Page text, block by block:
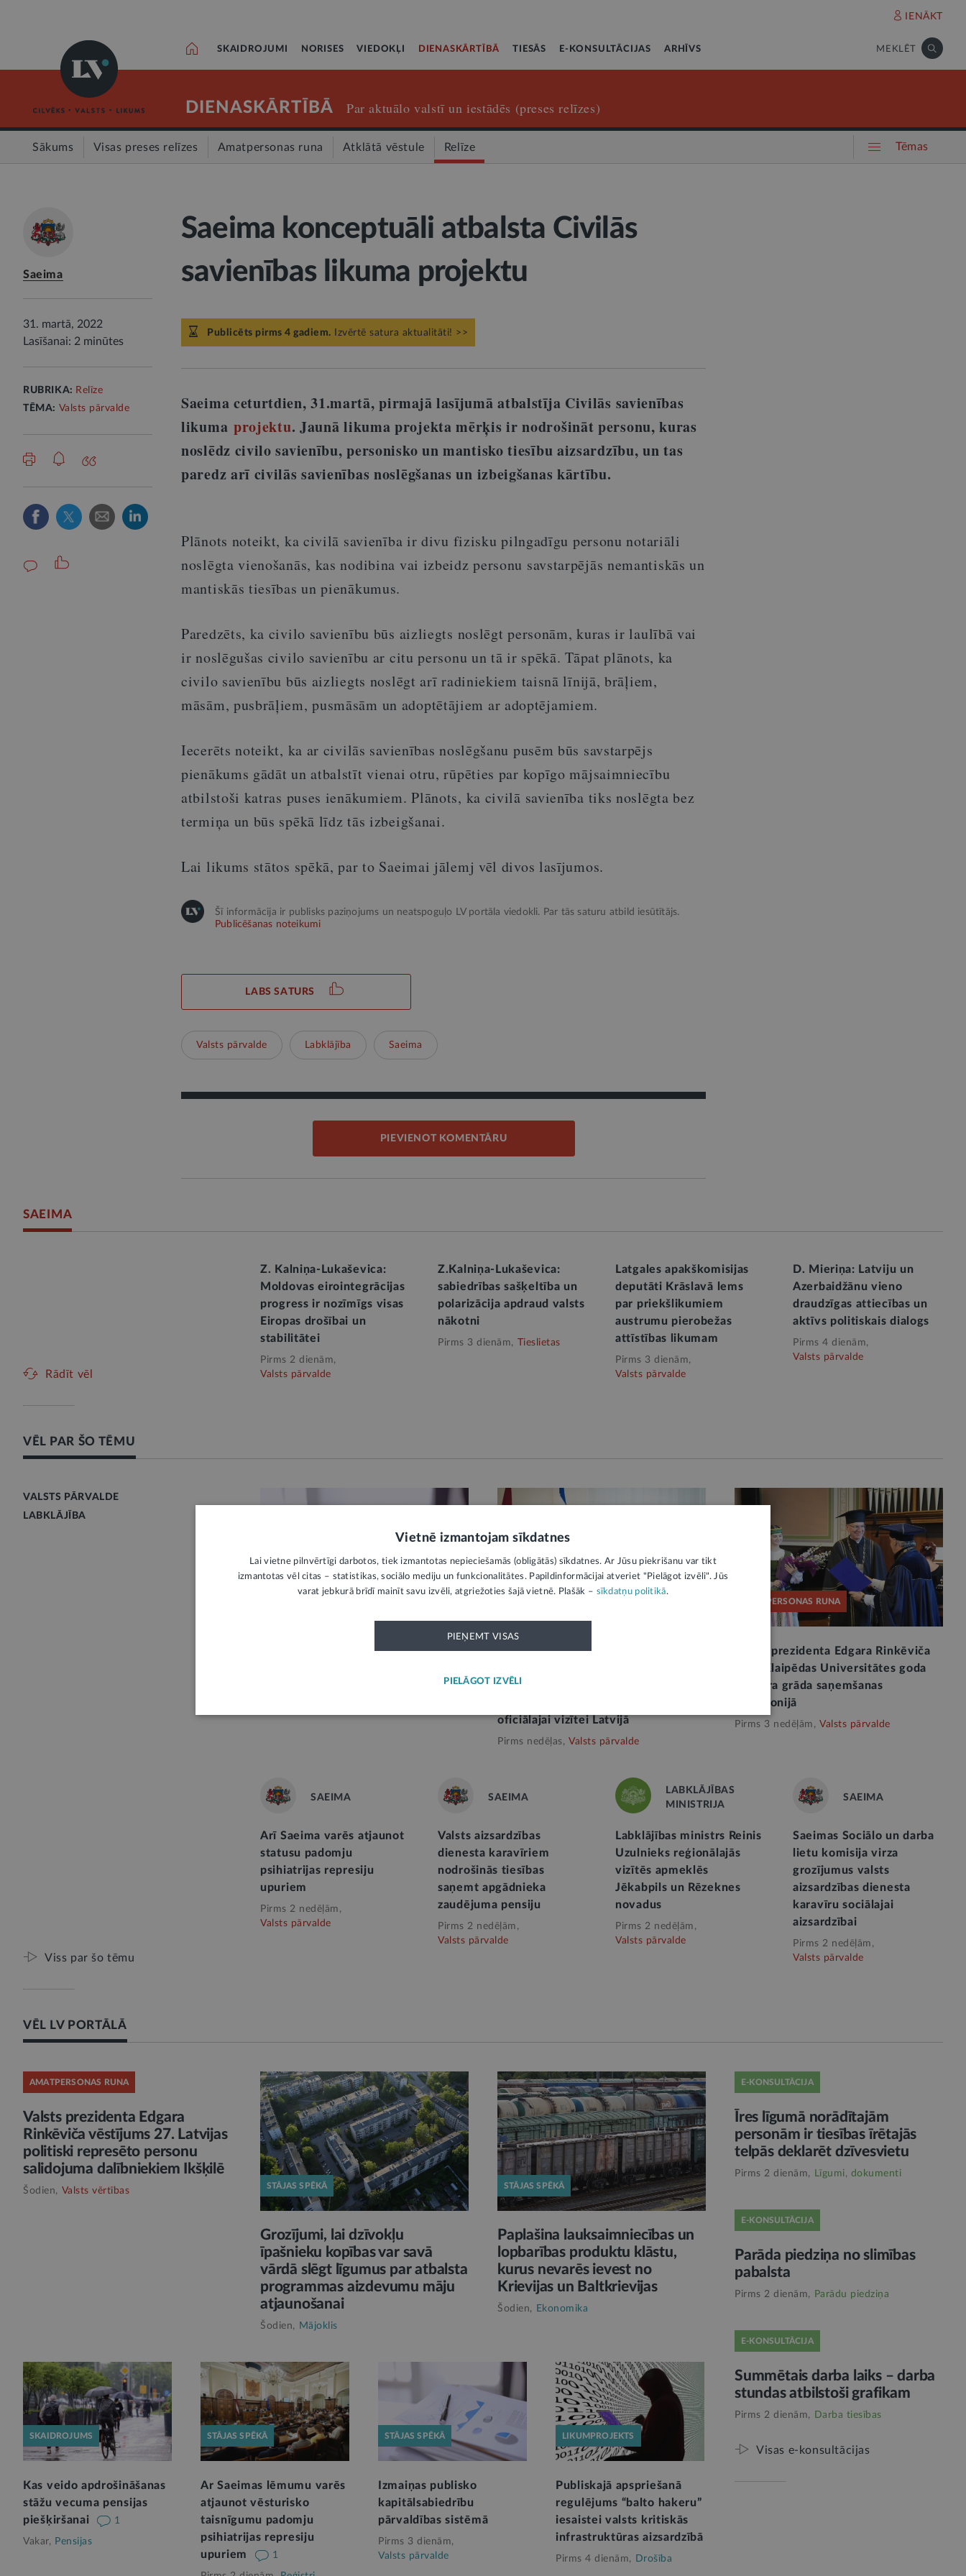
IENĀKT
SKAIDROJUMI NORISES VIEDOKĻI DIENASKĀRTĪBĀ TIESĀS E-KONSULTĀCIJAS ARHĪVS MEKLĒT
DIENASKĀRTĪBĀ Par aktuālo valstī un iestādēs (preses relīzes)
Sākums Visas preses relīzes Amatpersonas runa Atklātā vēstule Relīze Tēmas
Saeima
31. martā, 2022
Lasīšanai: 2 minūtes
RUBRIKA: Relīze
TĒMA: Valsts pārvalde
Saeima konceptuāli atbalsta Civilās
savienības likuma projektu
Publicēts pirms 4 gadiem. Izvērtē satura aktualitāti! >>
Saeima ceturtdien, 31.martā, pirmajā lasījumā atbalstīja Civilās savienības
likuma projektu. Jaunā likuma projekta mērķis ir nodrošināt personu, kuras
noslēdz civilo savienību, personisko un mantisko tiesību aizsardzību, un tas
paredz arī civilās savienības noslēgšanas un izbeigšanas kārtību.
Plānots noteikt, ka civilā savienība ir divu fizisku pilngadīgu personu notariāli
noslēgta vienošanās, kas nodibina vai izbeidz personu savstarpējās nemantiskās un
mantiskās tiesības un pienākumus.
Paredzēts, ka civilo savienību būs aizliegts noslēgt personām, kuras ir laulībā vai
ir noslēgušas civilo savienību ar citu personu un tā ir spēkā. Tāpat plānots, ka
civilo savienību būs aizliegts noslēgt arī radiniekiem taisnā līnijā, brāļiem,
māsām, pusbrāļiem, pusmāsām un adoptētājiem ar adoptējamiem.
Iecerēts noteikt, ka ar civilās savienības noslēgšanu pusēm būs savstarpējs
pienākums gādāt un atbalstīt vienai otru, rūpēties par kopīgo mājsaimniecību
atbilstoši katras puses ienākumiem. Plānots, ka civilā savienība tiks noslēgta bez
termiņa un būs spēkā līdz tās izbeigšanai.
Lai likums stātos spēkā, par to Saeimai jālemj vēl divos lasījumos.
Šī informācija ir publisks paziņojums un neatspoguļo LV portāla viedokli. Par tās saturu atbild iesūtītājs.
Publicēšanas noteikumi
LABS SATURS
Valsts pārvalde Labklājība Saeima
PIEVIENOT KOMENTĀRU
SAEIMA
Z. Kalniņa-Lukaševica:
Moldovas eirointegrācijas
progress ir nozīmīgs visas
Eiropas drošībai un
stabilitātei
Pirms 2 dienām,
Valsts pārvalde
Z.Kalniņa-Lukaševica:
sabiedrības sašķeltība un
polarizācija apdraud valsts
nākotni
Pirms 3 dienām, Tieslietas
Latgales apakškomisijas
deputāti Krāslavā lems
par priekšlikumiem
austrumu pierobežas
attīstības likumam
Pirms 3 dienām,
Valsts pārvalde
D. Mieriņa: Latviju un
Azerbaidžānu vieno
draudzīgas attiecības un
aktīvs politiskais dialogs
Pirms 4 dienām,
Valsts pārvalde
Rādīt vēl
VĒL PAR ŠO TĒMU
VALSTS PĀRVALDE
LABKLĀJĪBA
Izmaiņas publisko kapitālsabiedrību
Valsts prezidenta E. Rinkēviča
Austrālijas Savienības
oficiālajai vizītei Latvijā
Pirms nedēļas, Valsts pārvalde
AMATPERSONAS RUNA
Valsts prezidenta Edgara Rinkēviča
runa Klaipēdas Universitātes goda
doktora grāda saņemšanas
ceremonijā
Pirms 3 nedēļām, Valsts pārvalde
SAEIMA
Arī Saeima varēs atjaunot
statusu padomju
psihiatrijas represiju
upuriem
Pirms 2 nedēļām,
Valsts pārvalde
SAEIMA
Valsts aizsardzības
dienesta karavīriem
nodrošinās tiesības
saņemt apgādnieka
zaudējuma pensiju
Pirms 2 nedēļām,
Valsts pārvalde
LABKLĀJĪBAS
MINISTRIJA
Labklājības ministrs Reinis
Uzulnieks reģionālajās
vizītēs apmeklēs
Jēkabpils un Rēzeknes
novadus
Pirms 2 nedēļām,
Valsts pārvalde
SAEIMA
Saeimas Sociālo un darba
lietu komisija virza
grozījumus valsts
aizsardzības dienesta
karavīru sociālajai
aizsardzībai
Pirms 2 nedēļām,
Valsts pārvalde
Viss par šo tēmu
VĒL LV PORTĀLĀ
AMATPERSONAS RUNA
Valsts prezidenta Edgara
Rinkēviča vēstījums 27. Latvijas
politiski represēto personu
salidojuma dalībniekiem Ikšķilē
Šodien, Valsts vērtības
STĀJAS SPĒKĀ
Grozījumi, lai dzīvokļu
īpašnieku kopības var savā
vārdā slēgt līgumus par atbalsta
programmas aizdevumu māju
atjaunošanai
Šodien, Mājoklis
STĀJAS SPĒKĀ
Paplašina lauksaimniecības un
lopbarības produktu klāstu,
kurus nevarēs ievest no
Krievijas un Baltkrievijas
Šodien, Ekonomika
SKAIDROJUMS
Kas veido apdrošināšanas
stāžu vecuma pensijas
piešķiršanai
1
Vakar, Pensijas
STĀJAS SPĒKĀ
Ar Saeimas lēmumu varēs
atjaunot vēsturisko
taisnīgumu padomju
psihiatrijas represiju
upuriem
1
STĀJAS SPĒKĀ
Izmaiņas publisko
kapitālsabiedrību
pārvaldības sistēmā
Pirms 3 dienām,
Valsts pārvalde
LIKUMPROJEKTS
Publiskajā apspriešanā
regulējums “balto hakeru”
iesaistei valsts kritiskās
infrastruktūras aizsardzībā
Pirms 4 dienām, Drošība
E-KONSULTĀCIJA
Īres līgumā norādītajām
personām ir tiesības īrētajās
telpās deklarēt dzīvesvietu
Pirms 2 dienām, Līgumi, dokumenti
E-KONSULTĀCIJA
Parāda piedziņa no slimības
pabalsta
Pirms 2 dienām, Parādu piedziņa
E-KONSULTĀCIJA
Summētais darba laiks – darba
stundas atbilstoši grafikam
Pirms 2 dienām, Darba tiesības
Visas e-konsultācijas
Vietnē izmantojam sīkdatnes
Lai vietne pilnvērtīgi darbotos, tiek izmantotas nepieciešamās (obligātās) sīkdatnes. Ar Jūsu piekrišanu var tikt
izmantotas vēl citas – statistikas, sociālo mediju un funkcionalitātes. Papildinformācijai atveriet "Pielāgot izvēli". Jūs
varat jebkurā brīdī mainīt savu izvēli, atgriežoties šajā vietnē. Plašāk – sīkdatņu politikā.
PIEŅEMT VISAS
PIELĀGOT IZVĒLI